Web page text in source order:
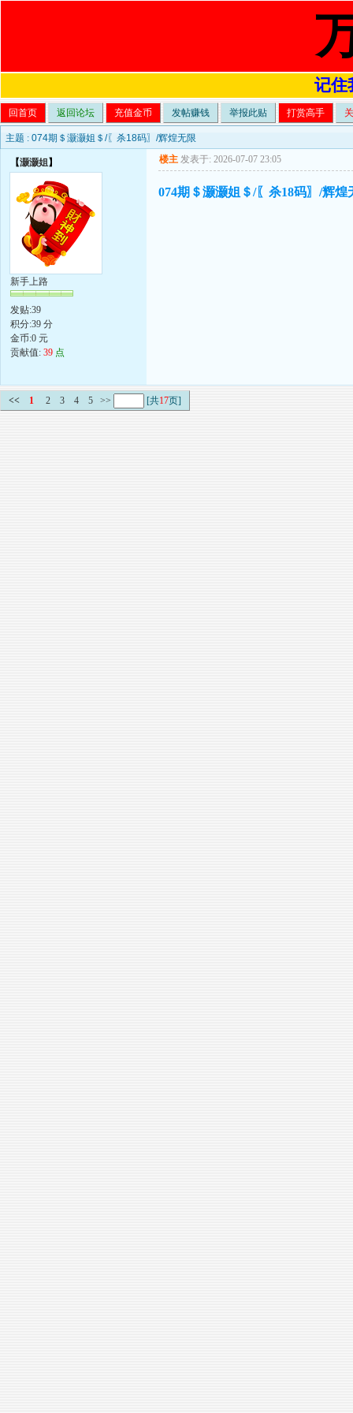
记住
回首页 返回论坛 充值金币 发帖赚钱 举报此贴 打赏高手
主题 : 074期＄灏灏姐＄/〖杀18码〗/辉煌无限
【灏灏姐】
新手上路
发贴:39
积分:39 分
金币:0 元
贡献值: 39 点
楼主 发表于: 2026-07-07 23:05
074期＄灏灏姐＄/〖杀18码〗/辉煌
<< 1 2 3 4 5 >> [共17页]